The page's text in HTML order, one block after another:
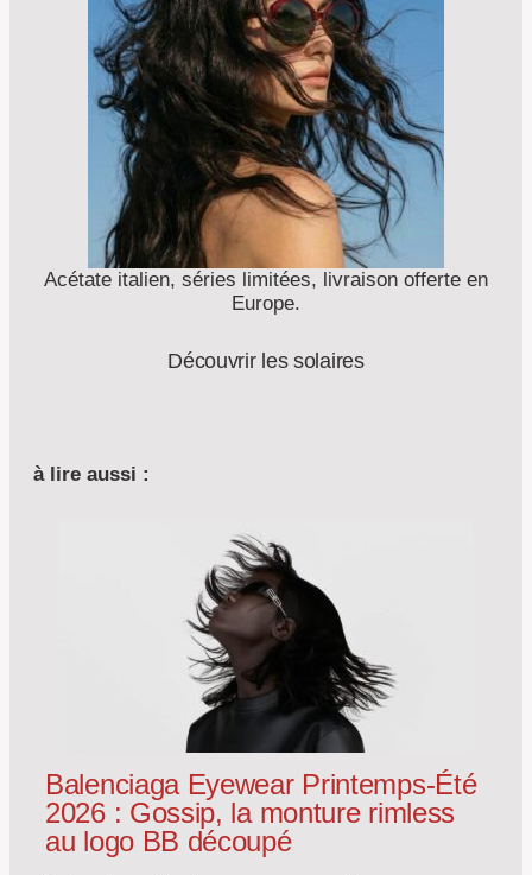
Acétate italien, séries limitées, livraison offerte en
Europe.
Découvrir les solaires
à lire aussi :
Balenciaga Eyewear Printemps-Été
2026 : Gossip, la monture rimless
au logo BB découpé